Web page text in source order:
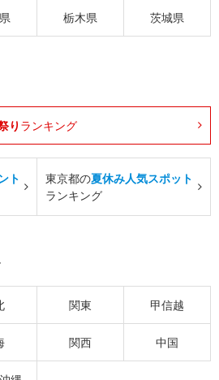
栃木県 茨城県
り ランキング
ト
東京都の夏休み人気スポット
ランキング
関東 甲信越
関西 中国